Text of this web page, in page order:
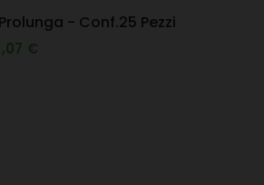
- Conf.25 Pezzi
€